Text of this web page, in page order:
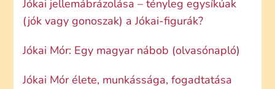
Jókai jellemábrázolása – tényleg egysíkúak
(jók vagy gonoszak) a Jókai-figurák?
Jókai Mór: Egy magyar nábob (olvasónapló)
Jókai Mór élete, munkássága, fogadtatása